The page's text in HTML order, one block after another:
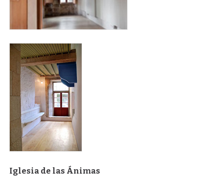
402px-casa_del_cabildo_raina_cambota_azul.jpg
Iglesia de las Ánimas